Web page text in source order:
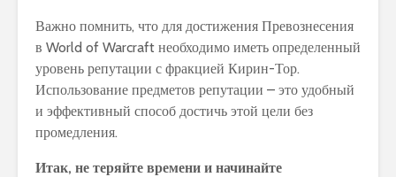
Важно помнить, что для достижения Превознесения
в World of Warcraft необходимо иметь определенный
уровень репутации с фракцией Кирин-Тор.
Использование предметов репутации – это удобный
и эффективный способ достичь этой цели без
промедления.
Итак, не теряйте времени и начинайте